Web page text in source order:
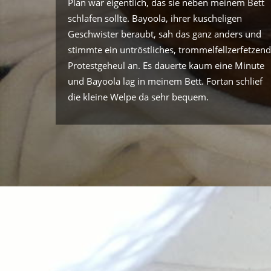
Plan war eigentlich, das sie neben meinem Bett
schlafen sollte. Bayoola, ihrer kuscheligen
Geschwister beraubt, sah das ganz anders und
stimmte ein untröstliches,
Protestgeheul an. Es dauerte kaum eine Minute
und Bayoola lag in meinem Bett. Fortan schlief
die kleine Welpe da sehr bequem.